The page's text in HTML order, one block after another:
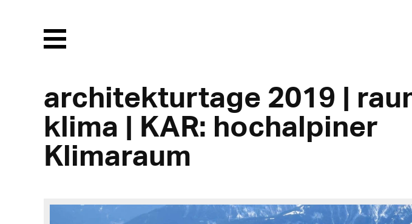
Menu
architekturtage 2019 |
klima | KAR: hochalpiner
Klimaraum